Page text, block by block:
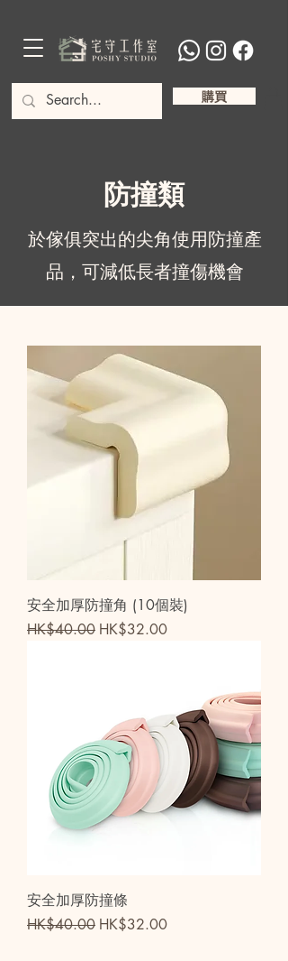
購買
防撞類
於傢俱突出的尖角使用防撞產
品，可減低長者撞傷機會​
安全加厚防撞角 (10個裝)
一般價格
HK$40.00 促銷價格
HK$32.00
安全加厚防撞條
一般價格
HK$40.00 促銷價格
HK$32.00